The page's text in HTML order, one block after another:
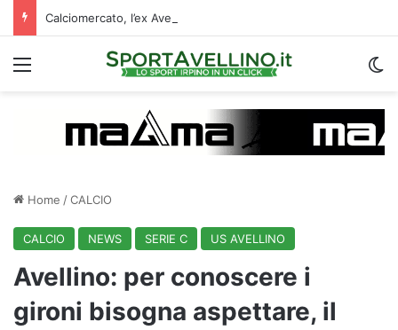
Menu
Home /CALCIO
CALCIO NEWS SERIE C US AVELLINO
Avellino: per conoscere i
gironi bisogna aspettare, il